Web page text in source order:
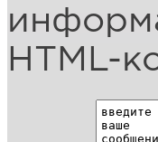
HTML-